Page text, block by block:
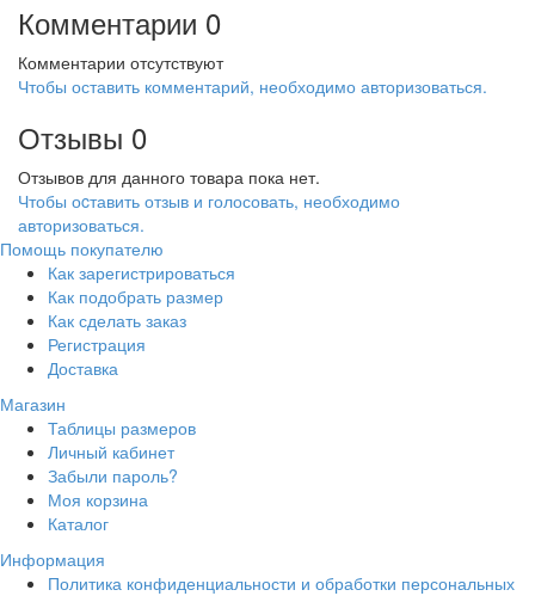
Комментарии 0
Комментарии отсутствуют
Чтобы оставить комментарий, необходимо авторизоваться.
Отзывы 0
Отзывов для данного товара пока нет.
Чтобы оcтавить отзыв и голосовать, необходимо
авторизоваться.
Помощь покупателю
Как зарегистрироваться
Как подобрать размер
Как сделать заказ
Регистрация
Доставка
Магазин
Таблицы размеров
Личный кабинет
Забыли пароль?
Моя корзина
Каталог
Информация
Политика конфиденциальности и обработки персональных